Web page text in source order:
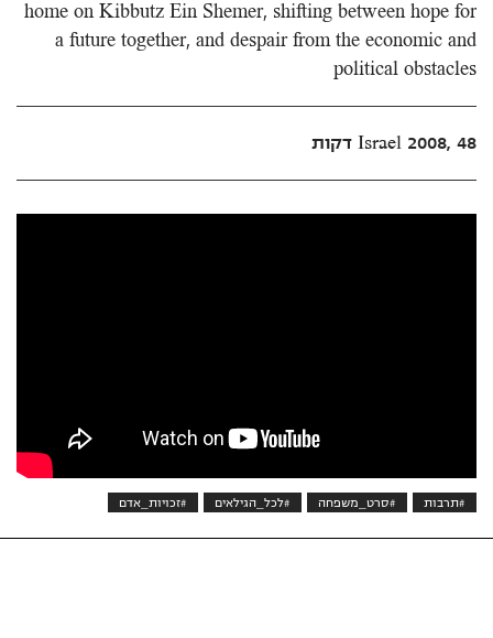
home on Kibbutz Ein Shemer, shifting between hope for
a future together, and despair from the economic and
political obstacles
Israel 2008, 48 דקות
#תרבות #סרט_משפחה #לכל_הגילאים #זכויות_אדם